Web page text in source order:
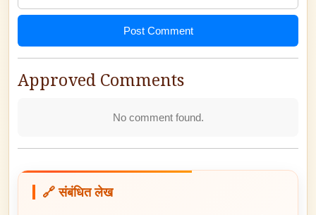
Post Comment
Approved Comments
No comment found.
🔗 संबंधित लेख